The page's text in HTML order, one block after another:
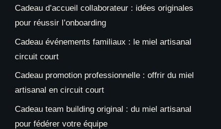
Cadeau d’accueil collaborateur : idées originales
pour réussir l’onboarding
Cadeau événements familiaux : le miel artisanal
circuit court
Cadeau promotion professionnelle : offrir du miel
artisanal en circuit court
Cadeau team building original : du miel artisanal
pour fédérer votre équipe